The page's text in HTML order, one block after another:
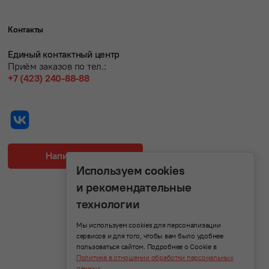
Контакты
Единый контактный центр
Приём заказов по тел.:
+7 (423) 240-88-88
Написать нам
Используем cookies
и рекомендательные
технологии
Мы используем cookies для персонализации
сервисов и для того, чтобы вам было удобнее
пользоваться сайтом. Подробнее о Cookie в
Политике в отношении обработки персональных